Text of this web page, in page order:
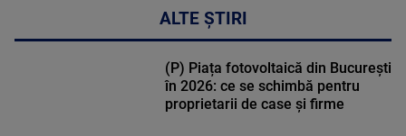
ALTE ȘTIRI
(P) Piața fotovoltaică din București
în 2026: ce se schimbă pentru
proprietarii de case și firme